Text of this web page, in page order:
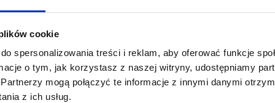
cookie
spersonalizowania treści i reklam, aby oferować funkcje
o tym, jak korzystasz z naszej witryny, udostępniamy
mogą połączyć te informacje z innymi danymi
z ich usług.
Organizacja studiów